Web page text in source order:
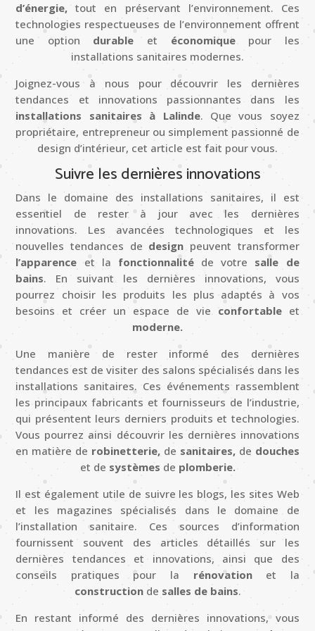
d’énergie, tout en préservant l’environnement. Ces
technologies respectueuses de l’environnement offrent
une option durable et économiquepour les
installations sanitaires modernes.
Joignez-vous à nous pour découvrir les dernières
tendances et innovations passionnantes dans les
installations sanitaires à Lalinde. Que vous soyez
propriétaire, entrepreneur ou simplement passionné de
design d’intérieur, cet article est fait pour vous.
Suivre les dernières innovations
Dans le domaine des installations sanitaires, il est
essentiel de rester à jour avec les dernières
innovations. Les avancées technologiques et les
nouvelles tendances de design peuvent transformer
l’apparence et la fonctionnalitéde votre salle de
bains. En suivant les dernières innovations, vous
pourrez choisir les produits les plus adaptés à vos
besoins et créer un espace de vie confortableet
moderne.
Une manière de rester informé des dernières
tendances est de visiter des salons spécialisés dans les
installations sanitaires. Ces événements rassemblent
les principaux fabricants et fournisseurs de l’industrie,
qui présentent leurs derniers produits et technologies.
Vous pourrez ainsi découvrir les dernières innovations
en matière de robinetterie, de sanitaires,de douches
et de systèmes de plomberie.
Il est également utile de suivre les blogs, les sites Web
et les magazines spécialisés dans le domaine de
l’installation sanitaire. Ces sources d’information
fournissent souvent des articles détaillés sur les
dernières tendances et innovations, ainsi que des
conseils pratiques pour la rénovationet la
constructionde salles de bains.
En restant informé des dernières innovations, vous